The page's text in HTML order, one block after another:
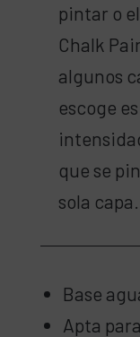
pintar o
Chalk
algunos
escoge
que se
sola capa.
Base
Apta